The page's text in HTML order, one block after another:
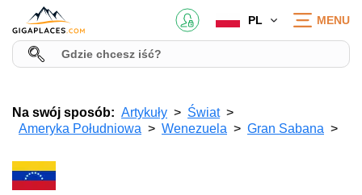
PL MENU
Na swój sposób: Artykuły
Świat
Ameryka Południowa
Wenezuela Gran Sabana